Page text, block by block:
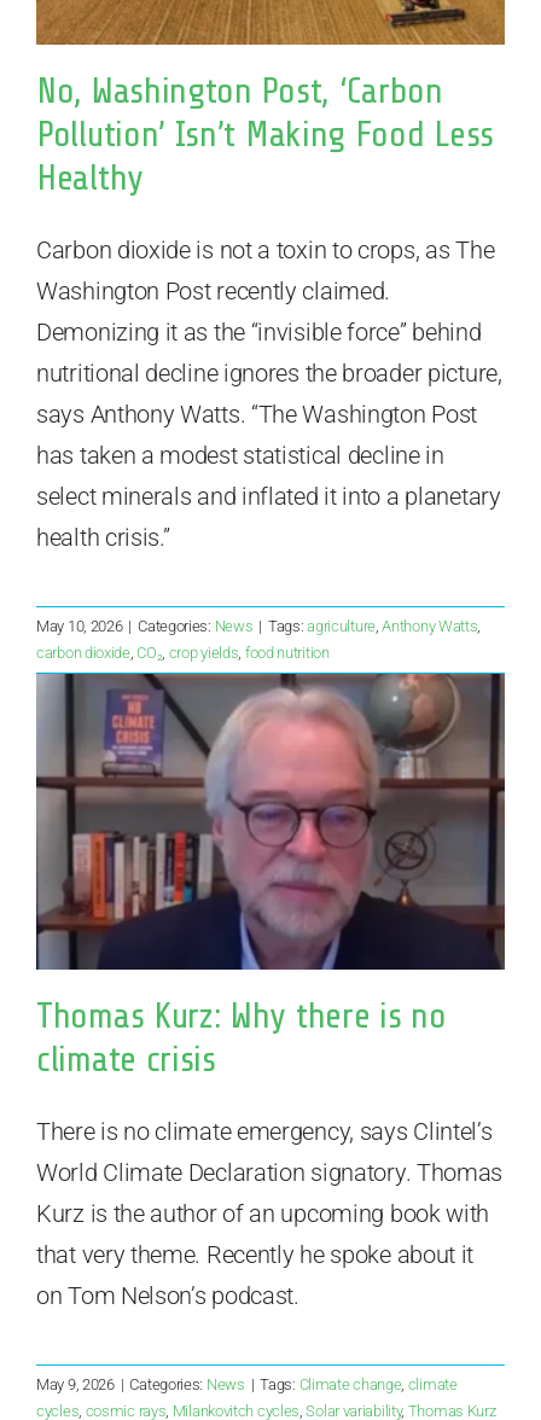
No, Washington Post, ‘Carbon
Pollution’ Isn’t Making Food Less
Healthy
Carbon dioxide is not a toxin to crops, as The
Washington Post recently claimed.
Demonizing it as the “invisible force” behind
nutritional decline ignores the broader picture,
says Anthony Watts. “The Washington Post
has taken a modest statistical decline in
select minerals and inflated it into a planetary
health crisis.”
May 10, 2026 | Categories: News | Tags:agriculture,Anthony Watts
carbon dioxide,CO₂ crop yields food nutrition
Thomas Kurz: Why there is no
climate crisis
There is no climate emergency, says Clintel’s
World Climate Declaration signatory. Thomas
Kurz is the author of an upcoming book with
that very theme. Recently he spoke about it
on Tom Nelson’s podcast.
May 9, 2026 | Categories: News | Tags: Climate change, climate
cycles cosmic rays Milankovitch cycles ,Solar variability, Thomas Kurz